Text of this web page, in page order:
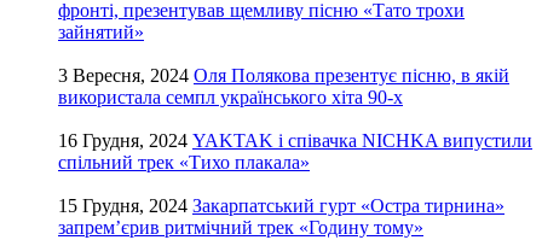
фронті, презентував щемливу пісню «Тато трохи
зайнятий»
3 Вересня, 2024 Оля Полякова презентує пісню, в якій
використала семпл українського хіта 90-х
16 Грудня, 2024 YAKTAK і співачка NICHKA випустили
спільний трек «Тихо плакала»
15 Грудня, 2024 Закарпатський гурт «Остра тирнина»
запрем’єрив ритмічний трек «Годину тому»